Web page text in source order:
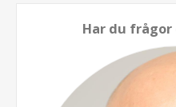
Har du